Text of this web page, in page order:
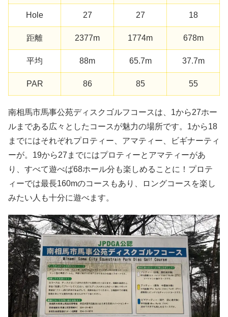
Hole 27 27 18
距離 2377m 1774m 678m
平均 88m 65.7m 37.7m
PAR 86 85 55
南相馬市馬事公苑ディスクゴルフコースは、1から27ホー
ルまである広々としたコースが魅力の場所です。1から18
までにはそれぞれプロティー、アマティー、ビギナーティ
ーが。19から27までにはプロティーとアマティーがあ
り、すべて遊べば68ホール分も楽しめることに！プロテ
ィーでは最長160mのコースもあり、ロングコースを楽し
みたい人も十分に遊べます。